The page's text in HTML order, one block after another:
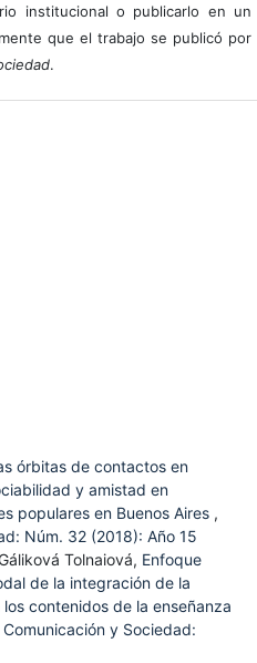
institucional o publicarlo en un
que el trabajo se publicó por
.
órbitas de contactos en
y amistad en
populares en Buenos Aires ,
Núm. 32 (2018): Año 15
Tolnaiová, Enfoque
de la integración de la
contenidos de la enseñanza
Comunicación y Sociedad: